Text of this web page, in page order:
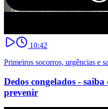
10:42
Primeiros socorros, urgências e
Dedos congelados -
prevenir